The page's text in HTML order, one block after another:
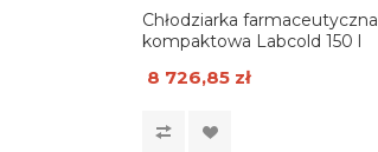
Chłodziarka farmaceutyczna
kompaktowa Labcold 150 l
8 726,85 zł